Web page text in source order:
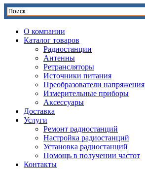
О компании
Каталог товаров
Радиостанции
Антенны
Ретрансляторы
Источники питания
Преобразователи напряжения
Измерительные приборы
Аксессуары
Доставка
Услуги
Ремонт радиостанций
Настройка радиостанций
Установка радиостанций
Помощь в получении частот
Контакты